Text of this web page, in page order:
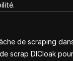
de scraping
scrap DICloak